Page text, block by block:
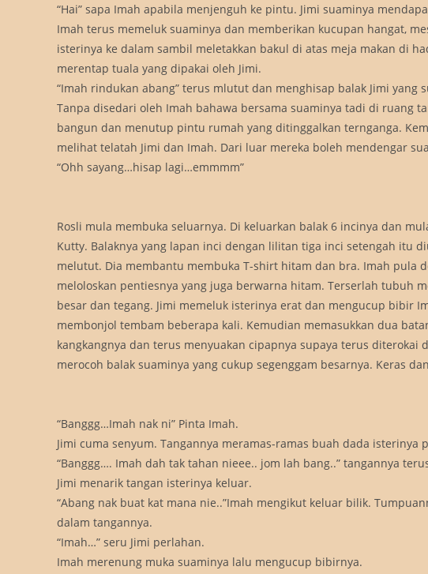
“Hai” sapa Imah apabila menjenguh ke pintu. Jimi suaminya
Imah terus memeluk suaminya dan memberikan kucupan hangat,
isterinya ke dalam sambil meletakkan bakul di atas meja makan di
merentap tuala yang dipakai oleh Jimi.
“Imah rindukan abang” terus mlutut dan menghisap balak Jimi yang
Tanpa disedari oleh Imah bahawa bersama suaminya tadi di ruang
bangun dan menutup pintu rumah yang ditinggalkan ternganga.
melihat telatah Jimi dan Imah. Dari luar mereka boleh mendengar
“Ohh sayang…hisap lagi…emmmm”
Rosli mula membuka seluarnya. Di keluarkan balak 6 incinya dan
Kutty. Balaknya yang lapan inci dengan lilitan tiga inci setengah itu
melutut. Dia membantu membuka T-shirt hitam dan bra. Imah pula
meloloskan pentiesnya yang juga berwarna hitam. Terserlah tubuh
besar dan tegang. Jimi memeluk isterinya erat dan mengucup bibir
membonjol tembam beberapa kali. Kemudian memasukkan dua
kangkangnya dan terus menyuakan cipapnya supaya terus diterokai
merocoh balak suaminya yang cukup segenggam besarnya. Keras
“Banggg…Imah nak ni” Pinta Imah.
Jimi cuma senyum. Tangannya meramas-ramas buah dada isterinya
“Banggg…. Imah dah tak tahan nieee.. jom lah bang..” tangannya
Jimi menarik tangan isterinya keluar.
“Abang nak buat kat mana nie..”Imah mengikut keluar bilik.
dalam tangannya.
“Imah…” seru Jimi perlahan.
Imah merenung muka suaminya lalu mengucup bibirnya.